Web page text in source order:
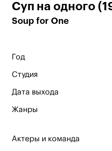
Суп на одного
Soup for One
Год
Студия
Дата выхода
Жанры
Актеры и команда